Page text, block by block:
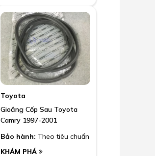
Toyota
Gioăng Cốp Sau Toyota
Camry 1997-2001
Bảo hành: Theo tiêu chuẩn
KHÁM PHÁ